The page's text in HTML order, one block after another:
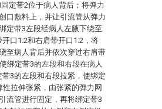
定带2位于病人背后；将弹力
口敷料上，并让引流管从弹力
定带3左段经病人左腋下绕至
口1.2和右肩带开口1.2，将
至病人背后并依次穿过右肩带
绑定带3的左段和右段在病人
3的左段和右段拉紧，使绑定
拉伸张紧，由张紧的弹力网
流管进行固定，再将绑定带3